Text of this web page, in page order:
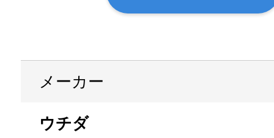
メーカー
ウチダ